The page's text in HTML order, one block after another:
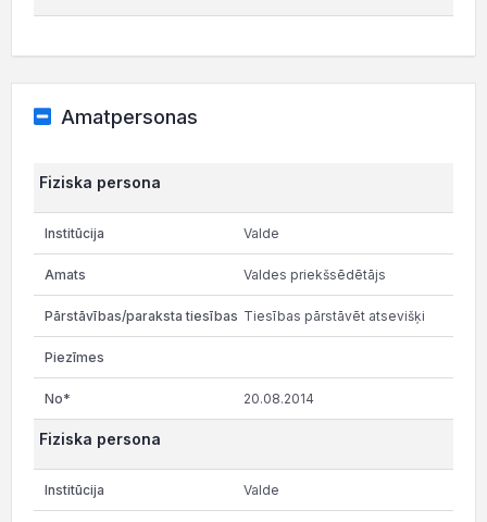
Amatpersonas
Fiziska persona
Valde
Valdes priekšsēdētājs
Tiesības pārstāvēt atsevišķi
20.08.2014
Fiziska persona
Valde